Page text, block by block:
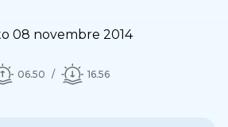
08 novembre 2014
06.50 16.56